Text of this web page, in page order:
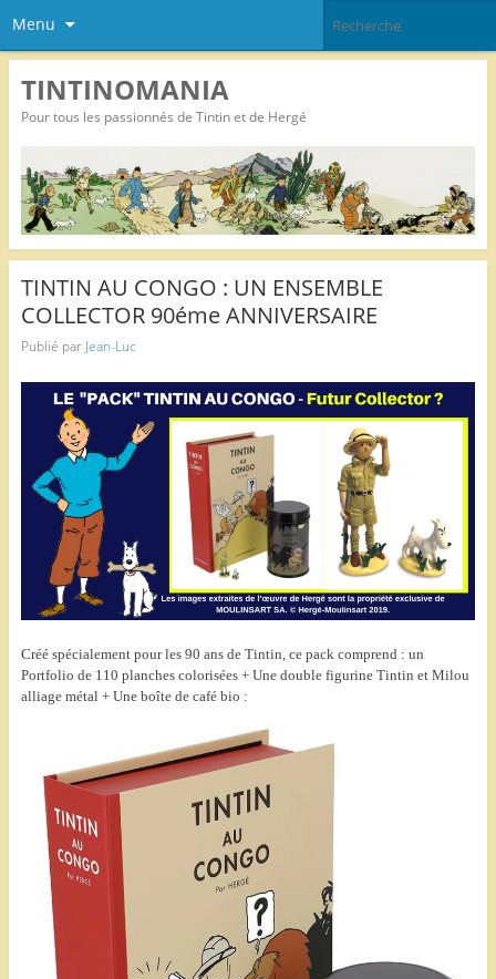
Menu
TINTINOMANIA
Pour tous les passionnés de Tintin et de Hergé
TINTIN AU CONGO : UN ENSEMBLE
COLLECTOR 90éme ANNIVERSAIRE
Publié par Jean-Luc
Créé spécialement pour les 90 ans de Tintin, ce pack comprend : un
Portfolio de 110 planches colorisées + Une double figurine Tintin et Milou
alliage métal + Une boîte de café bio :